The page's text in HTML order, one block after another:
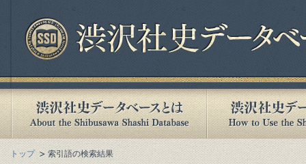
トップ 索引語の検索結果